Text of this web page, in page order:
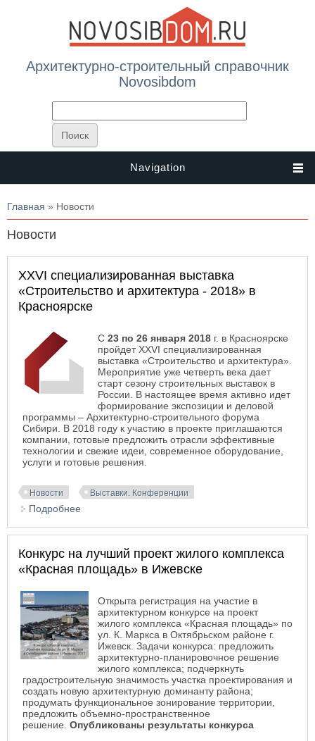
Архитектурно-строительный справочник
Novosibdom
Navigation
Вы здесь
Главная » Новости
Новости
XXVI специализированная выставка
«Строительство и архитектура - 2018» в
Красноярске
С 23 по 26 января 2018 г. в Красноярске
пройдет XXVI специализированная
выставка «Строительство и архитектура».
Мероприятие уже четверть века дает
старт сезону строительных выставок в
России. В настоящее время активно идет
формирование экспозиции и деловой
программы – Архитектурно-строительного форума
Сибири. В 2018 году к участию в проекте приглашаются
компании, готовые предложить отрасли эффективные
технологии и свежие идеи, современное оборудование,
услуги и готовые решения.
Новости Выставки. Конференции
Подробнее
Конкурс на лучший проект жилого комплекса
«Красная площадь» в Ижевске
Открыта регистрация на участие в
архитектурном конкурсе на проект
жилого комплекса «Красная площадь» по
ул. К. Маркса в Октябрьском районе г.
Ижевск. Задачи конкурса: предложить
архитектурно-планировочное решение
жилого комплекса; подчеркнуть
градостроительную значимость участка проектирования и
создать новую архитектурную доминанту района;
продумать функциональное зонирование территории,
предложить объемно-пространственное
решение. Опубликованы результаты конкурса